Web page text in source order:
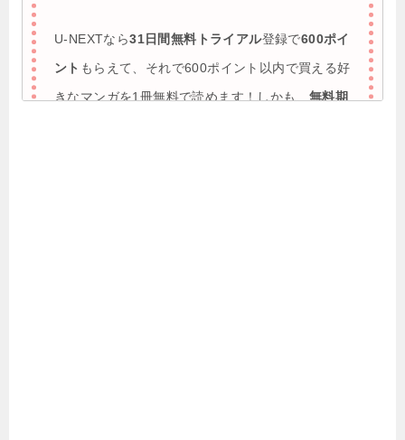
U-NEXTなら31日間無料トライアル登録で600ポイ
ント もらえて、それで600ポイント以内で買える好
きなマンガを1冊無料で読めます！しかも、無料期